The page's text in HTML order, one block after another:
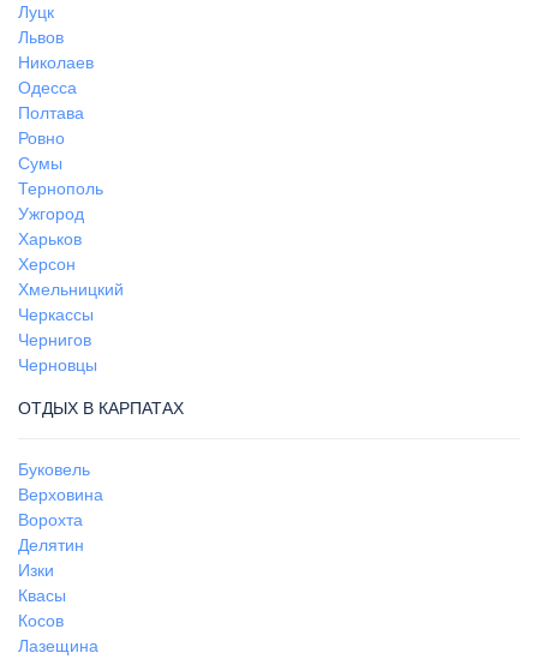
Луцк
Львов
Николаев
Одесса
Полтава
Ровно
Сумы
Тернополь
Ужгород
Харьков
Херсон
Хмельницкий
Черкассы
Чернигов
Черновцы
ОТДЫХ В КАРПАТАХ
Буковель
Верховина
Ворохта
Делятин
Изки
Квасы
Косов
Лазещина